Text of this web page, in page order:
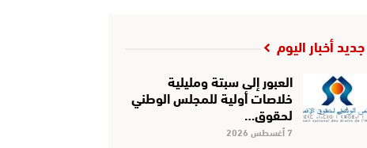
جديد أخبار اليوم
العبور إلى سبتة ومليلية
خلاصات أولية للمجلس الوطني
لحقوق…
7 أغسطس 2026